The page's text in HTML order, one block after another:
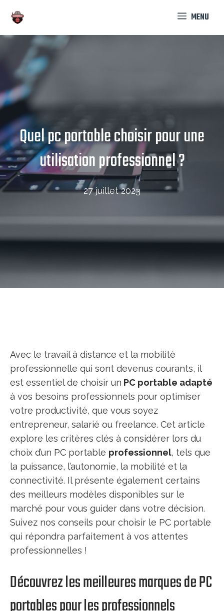
contenu
MENU
Quel pc portable choisir pour une
utilisation professionnel ?
27 juillet 2023
Avec le travail à distance et la mobilité
professionnelle qui sont devenus courants, il
est essentiel de choisir un PC portable adapté
à vos besoins professionnels pour optimiser
votre productivité, que vous soyez
entrepreneur, salarié ou freelance. Cet article
explore les critères clés à considérer lors du
choix d’un PC portable professionnel, tels que
la puissance, l’autonomie, la mobilité et la
connectivité. Il présente également certains
des meilleurs modèles disponibles sur le
marché pour vous guider dans votre décision.
Suivez nos conseils pour choisir le PC portable
qui répondra parfaitement à vos attentes
professionnelles !
Découvrez les meilleures marques de PC